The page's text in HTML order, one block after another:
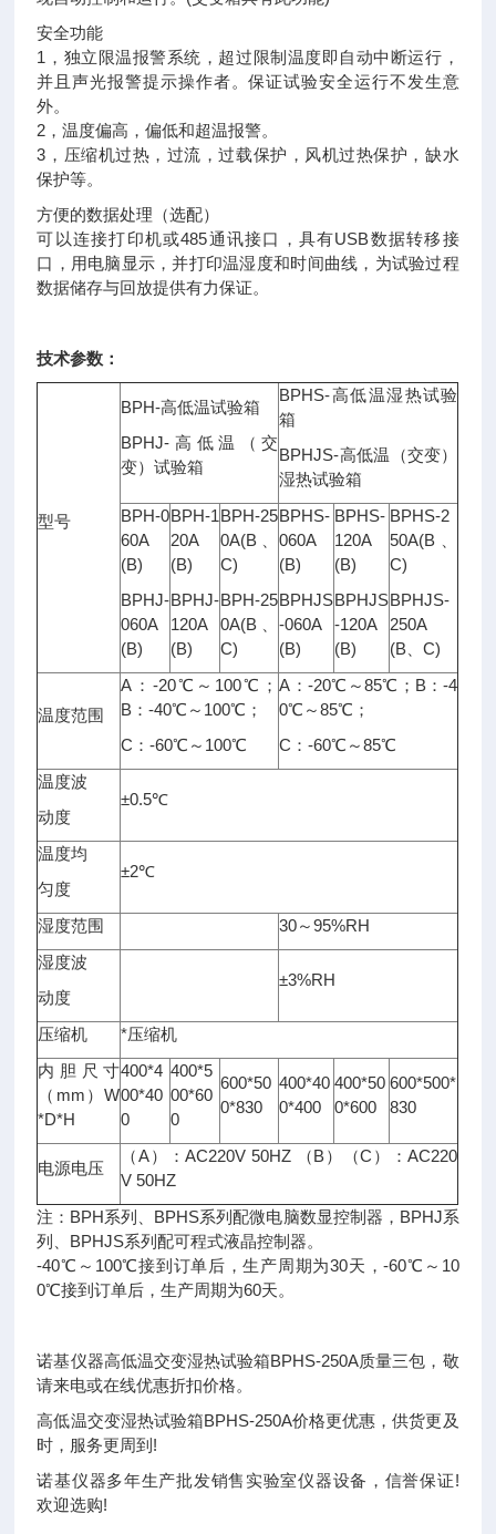
安全功能
1，独立限温报警系统，超过限制温度即自动中断运行，
并且声光报警提示操作者。保证试验安全运行不发生意
外。
2，温度偏高，偏低和超温报警。
3，压缩机过热，过流，过载保护，风机过热保护，缺水
保护等。
方便的数据处理（选配）
可以连接打印机或485通讯接口，具有USB数据转移接
口，用电脑显示，并打印温湿度和时间曲线，为试验过程
数据储存与回放提供有力保证。
技术参数：
型号
BPH-高低温试验箱
BPHJ-高低温（交
变）试验箱
BPHS-高低温湿热试验
箱
BPHJS-高低温（交变）
湿热试验箱
BPH-0
60A
(B)
BPHJ-
060A
(B)
BPH-1
20A
(B)
BPHJ-
120A
(B)
BPH-25
0A(B、
C)
BPH-25
0A(B、
C)
BPHS-
060A
(B)
BPHJS
-060A
(B)
BPHS-
120A
(B)
BPHJS
-120A
(B)
BPHS-2
50A(B、
C)
BPHJS-
250A
(B、C)
温度范围
A：-20℃～100℃；
B：-40℃～100℃；
C：-60℃～100℃
A：-20℃～85℃；B：-4
0℃～85℃；
C：-60℃～85℃
温度波
动度
±0.5℃
温度均
匀度
±2℃
湿度范围
30～95%RH
湿度波
动度
±3%RH
压缩机
*压缩机
内胆尺寸
（mm）W
*D*H
400*4
00*40
0
400*5
00*60
0
600*50
0*830
400*40
0*400
400*50
0*600
600*500*
830
电源电压
（A）：AC220V 50HZ （B）（C）：AC220
V 50HZ
注：BPH系列、BPHS系列配微电脑数显控制器，BPHJ系
列、BPHJS系列配可程式液晶控制器。
-40℃～100℃接到订单后，生产周期为30天，-60℃～10
0℃接到订单后，生产周期为60天。
诺基仪器高低温交变湿热试验箱BPHS-250A质量三包，敬
请来电或在线优惠折扣价格。
高低温交变湿热试验箱BPHS-250A价格更优惠，供货更及
时，服务更周到!
诺基仪器多年生产批发销售实验室仪器设备，信誉保证!
欢迎选购!